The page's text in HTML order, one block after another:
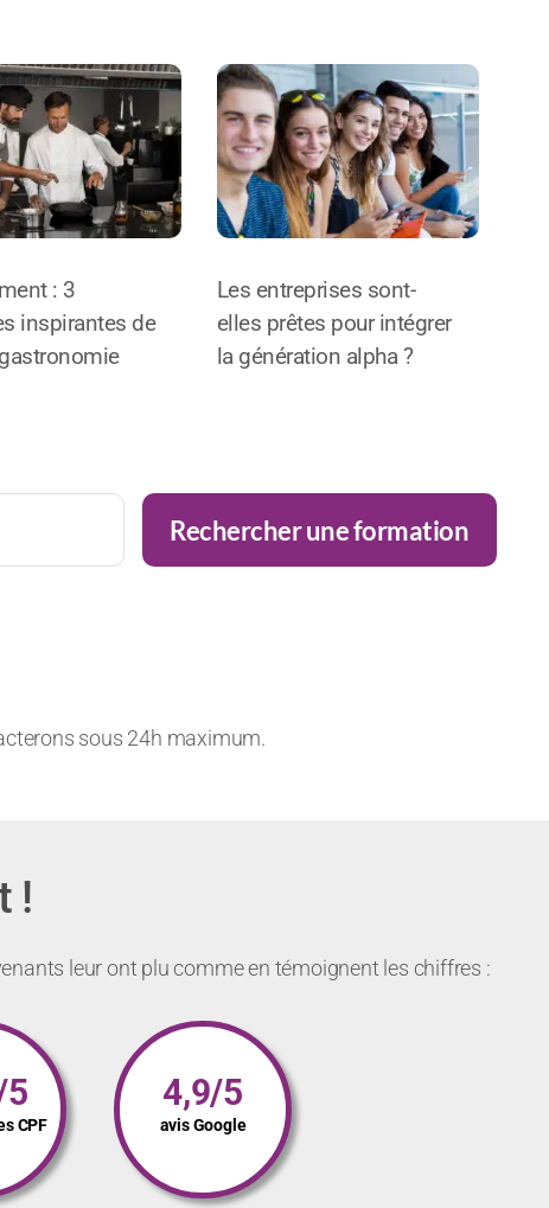
: 3
inspirantes de
Les entreprises sont-
elles prêtes pour intégrer
la génération alpha ?
Rechercher une formation
sous 24h maximum.
!
leur ont plu comme en témoignent les chiffres :
CPF
4,9/5
avis Google